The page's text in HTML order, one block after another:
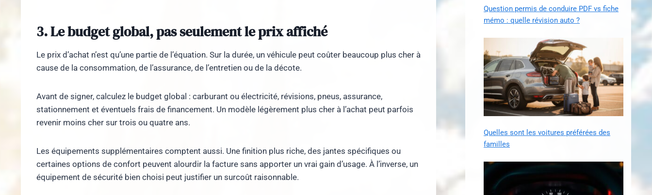
3. Le budget global, pas seulement le prix affiché
Le prix d’achat n’est qu’une partie de l’équation. Sur la durée, un véhicule peut coûter beaucoup plus cher à
cause de la consommation, de l’assurance, de l’entretien ou de la décote.
Avant de signer, calculez le budget global : carburant ou électricité, révisions, pneus, assurance,
stationnement et éventuels frais de financement. Un modèle légèrement plus cher à l’achat peut parfois
revenir moins cher sur trois ou quatre ans.
Les équipements supplémentaires comptent aussi. Une finition plus riche, des jantes spécifiques ou
certaines options de confort peuvent alourdir la facture sans apporter un vrai gain d’usage. À l’inverse, un
équipement de sécurité bien choisi peut justifier un surcoût raisonnable.
Question permis de conduire PDF vs fiche
mémo : quelle révision auto ?
Quelles sont les voitures préférées des
familles